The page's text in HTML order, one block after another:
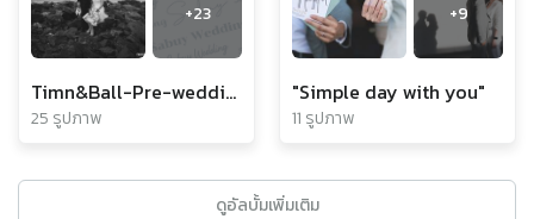
+23
Timn&Ball-Pre-wedding
25 รูปภาพ
+9
"Simple day with you"
11 รูปภาพ
ดูอัลบั้มเพิ่มเติม